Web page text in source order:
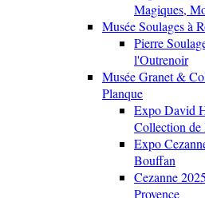
Magiques,
Musée Soulages à
Pierre
l'Outrenoir
Musée Granet &
Planque
Expo David
Collection de
Expo
Bouffan
Cezanne
Provence